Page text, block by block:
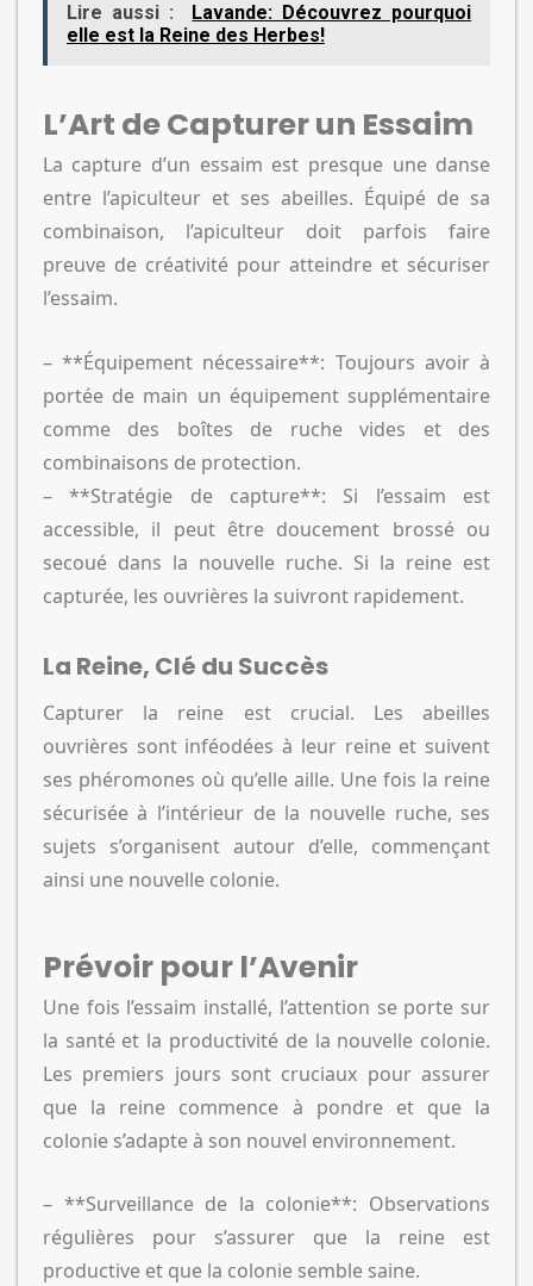
Lire aussi :
Lavande: Découvrez pourquoi
elle est la Reine des Herbes!
L’Art de Capturer un Essaim
La capture d’un essaim est presque une danse
entre l’apiculteur et ses abeilles. Équipé de sa
combinaison, l’apiculteur doit parfois faire
preuve de créativité pour atteindre et sécuriser
l’essaim.
– **Équipement nécessaire**: Toujours avoir à
portée de main un équipement supplémentaire
comme des boîtes de ruche vides et des
combinaisons de protection.
– **Stratégie de capture**: Si l’essaim est
accessible, il peut être doucement brossé ou
secoué dans la nouvelle ruche. Si la reine est
capturée, les ouvrières la suivront rapidement.
La Reine, Clé du Succès
Capturer la reine est crucial. Les abeilles
ouvrières sont inféodées à leur reine et suivent
ses phéromones où qu’elle aille. Une fois la reine
sécurisée à l’intérieur de la nouvelle ruche, ses
sujets s’organisent autour d’elle, commençant
ainsi une nouvelle colonie.
Prévoir pour l’Avenir
Une fois l’essaim installé, l’attention se porte sur
la santé et la productivité de la nouvelle colonie.
Les premiers jours sont cruciaux pour assurer
que la reine commence à pondre et que la
colonie s’adapte à son nouvel environnement.
– **Surveillance de la colonie**: Observations
régulières pour s’assurer que la reine est
productive et que la colonie semble saine.